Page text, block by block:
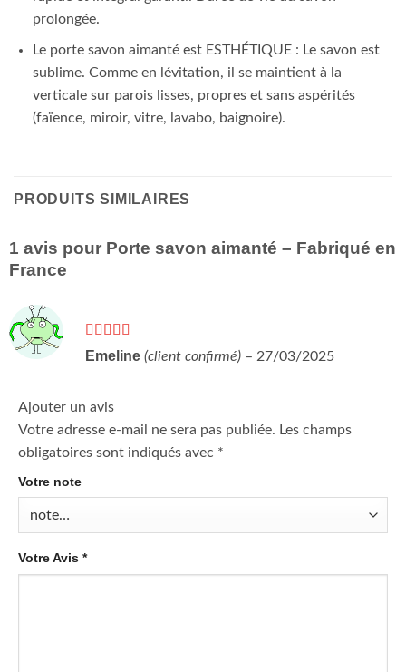
prolongée.
Le porte savon aimanté est ESTHÉTIQUE : Le savon est
sublime. Comme en lévitation, il se maintient à la
verticale sur parois lisses, propres et sans aspérités
(faïence, miroir, vitre, lavabo, baignoire).
PRODUITS SIMILAIRES
1 avis pour Porte savon aimanté – Fabriqué en
France
Note5sur 5
Emeline (client confirmé) – 27/03/2025
Ajouter un avis
Votre adresse e-mail ne sera pas publiée. Les champs
obligatoires sont indiqués avec *
Votre note
Votre Avis *